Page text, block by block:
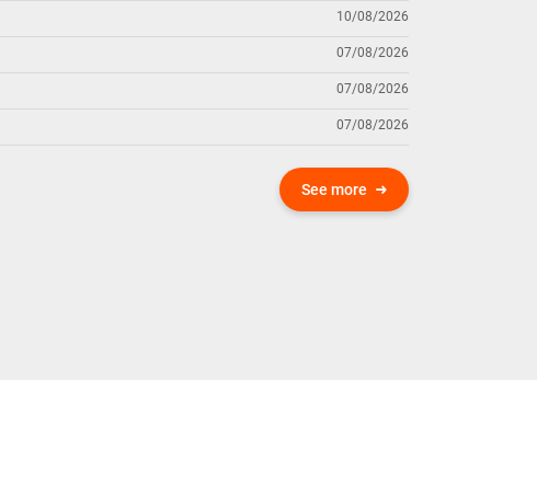
10/08/2026
07/08/2026
07/08/2026
07/08/2026
See more